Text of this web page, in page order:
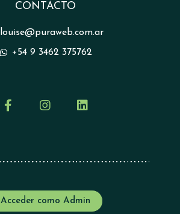
CONTACTO
louise@puraweb.com.ar
+54 9 3462 375762
Acceder como Admin